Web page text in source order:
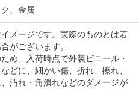
、金属
メージです。実際のものとは若
がございます。
め、入荷時点で外装ビニール・
どに、細かい傷、折れ、擦れ、
汚れ・角潰れなどのダメージが